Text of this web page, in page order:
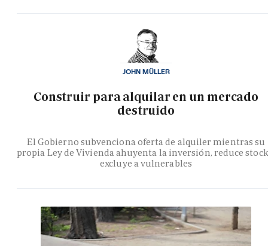
Construir para alquilar en un mercado
destruido
El Gobierno subvenciona oferta de alquiler mientras su
propia Ley de Vivienda ahuyenta la inversión, reduce
excluye a vulnerables
JOHN MÜLLER